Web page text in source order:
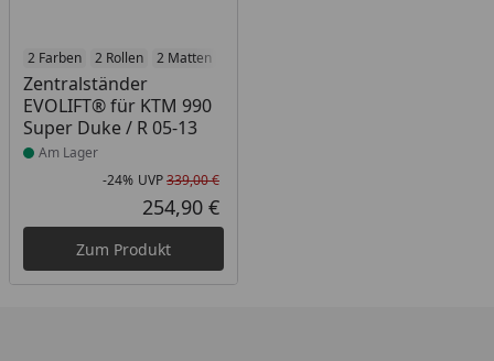
2 Farben 2 Rollen 2 Matten
Zentralständer
EVOLIFT® für KTM 990
Super Duke / R 05-13
Produkt am Lager
Am Lager
Rabatt in Prozent
-24%
Ursprünglicher Preis
UVP339,00 €
Aktueller Preis
254,90 €
Zum Produkt